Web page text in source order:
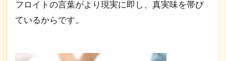
フロイトの言葉がより現実に即し、真実味を帯び
ているからです。